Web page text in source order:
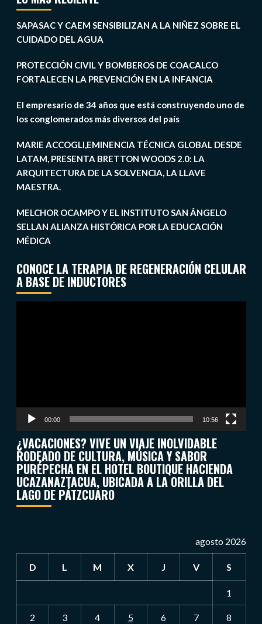
SAPASAC Y CAEM SENSIBILIZAN A LA NIÑEZ SOBRE EL
CUIDADO DEL AGUA
PROTECCIÓN CIVIL Y BOMBEROS DE COACALCO
FORTALECEN LA PREVENCIÓN EN LA INFANCIA
El empresario de 34 años que está construyendo uno de
los conglomerados más diversos del país
MARIE ACCOGLI,EMINENCIA TÉCNICA GLOBAL DESDE
LATAM, PRESENTA BRETTON WOODS 2.0: LA
ARQUITECTURA DE LA SOLVENCIA, LA LLAVE
MAESTRA.
MELCHOR OCAMPO Y EL INSTITUTO SAN ÁNGELO
SELLAN ALIANZA HISTÓRICA POR LA EDUCACIÓN
MÉDICA
CONOCE LA TERAPIA DE REGENERACIÓN CELULAR
A BASE DE INDUCTORES
00:00 10:56
¿VACACIONES? VIVE UN VIAJE INOLVIDABLE
RODEADO DE CULTURA, MÚSICA Y SABOR
PURÉPECHA EN EL HOTEL BOUTIQUE HACIENDA
UCAZANAZTACUA, UBICADA A LA ORILLA DEL
LAGO DE PÁTZCUARO
agosto 2026
D L M X J V S
1
2 3 4 5 6 7 8